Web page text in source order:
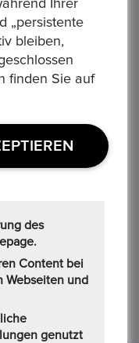
Ihrer
„persistente
bleiben,
finden Sie auf
des
Content bei
Webseiten und
genutzt